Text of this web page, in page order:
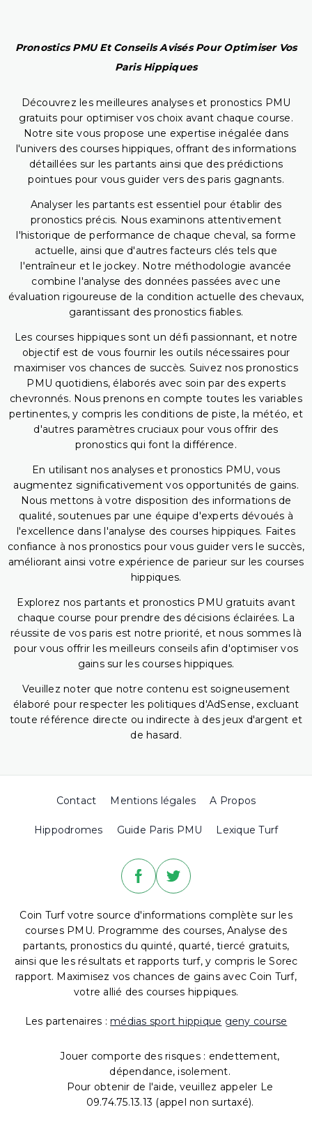
Pronostics PMU Et Conseils Avisés Pour Optimiser Vos
Paris Hippiques
Découvrez les meilleures analyses et pronostics PMU
gratuits pour optimiser vos choix avant chaque course.
Notre site vous propose une expertise inégalée dans
l'univers des courses hippiques, offrant des informations
détaillées sur les partants ainsi que des prédictions
pointues pour vous guider vers des paris gagnants.
Analyser les partants est essentiel pour établir des
pronostics précis. Nous examinons attentivement
l'historique de performance de chaque cheval, sa forme
actuelle, ainsi que d'autres facteurs clés tels que
l'entraîneur et le jockey. Notre méthodologie avancée
combine l'analyse des données passées avec une
évaluation rigoureuse de la condition actuelle des chevaux,
garantissant des pronostics fiables.
Les courses hippiques sont un défi passionnant, et notre
objectif est de vous fournir les outils nécessaires pour
maximiser vos chances de succès. Suivez nos pronostics
PMU quotidiens, élaborés avec soin par des experts
chevronnés. Nous prenons en compte toutes les variables
pertinentes, y compris les conditions de piste, la météo, et
d'autres paramètres cruciaux pour vous offrir des
pronostics qui font la différence.
En utilisant nos analyses et pronostics PMU, vous
augmentez significativement vos opportunités de gains.
Nous mettons à votre disposition des informations de
qualité, soutenues par une équipe d'experts dévoués à
l'excellence dans l'analyse des courses hippiques. Faites
confiance à nos pronostics pour vous guider vers le succès,
améliorant ainsi votre expérience de parieur sur les courses
hippiques.
Explorez nos partants et pronostics PMU gratuits avant
chaque course pour prendre des décisions éclairées. La
réussite de vos paris est notre priorité, et nous sommes là
pour vous offrir les meilleurs conseils afin d'optimiser vos
gains sur les courses hippiques.
Veuillez noter que notre contenu est soigneusement
élaboré pour respecter les politiques d'AdSense, excluant
toute référence directe ou indirecte à des jeux d'argent et
de hasard.
Contact Mentions légales A Propos
Hippodromes Guide Paris PMU Lexique Turf
Coin Turf votre source d'informations complète sur les
courses PMU. Programme des courses, Analyse des
partants, pronostics du quinté, quarté, tiercé gratuits,
ainsi que les résultats et rapports turf, y compris le Sorec
rapport. Maximisez vos chances de gains avec Coin Turf,
votre allié des courses hippiques.
Les partenaires : médias sport hippique geny course
Jouer comporte des risques : endettement,
dépendance, isolement.
Pour obtenir de l'aide, veuillez appeler Le
09.74.75.13.13 (appel non surtaxé).